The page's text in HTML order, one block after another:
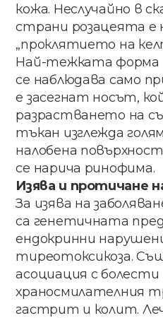
кожа. Неслучайно в
страни розацеята е
„проклятието на
Най-тежката форма
се наблюдава само
е засегнат носът,
разрастването на
тъкан изглежда
налобена
се нарича ринофима.
Изява и протичане
За изява на
са генетичната
ендокринни
тиреотоксикоза.
асоциация с болести
храносмилателния
гастрит и колит.